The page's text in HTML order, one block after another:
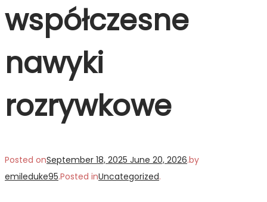
współczesne
nawyki
rozrywkowe
Posted onSeptember 18, 2025 June 20, 2026.by
emileduke95.Posted inUncategorized.